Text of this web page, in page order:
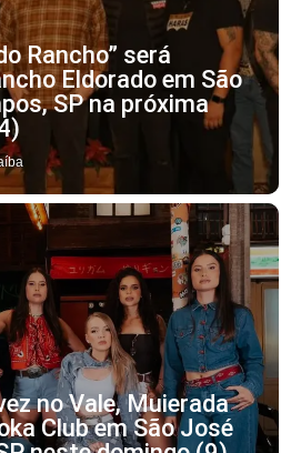
Rancho” será
Eldorado em São
SP na próxima
no Vale, Muierada
Club em São José